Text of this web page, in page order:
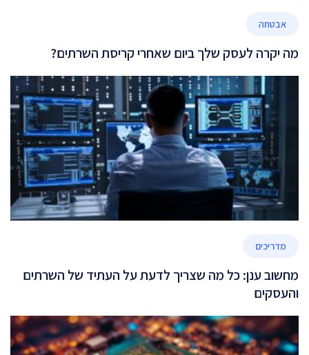
אבטחה
מה יקרה לעסק שלך ביום שאחרי קריסת השרתים?
מדריכים
מחשוב ענן: כל מה שצריך לדעת על העתיד של השרתים
והעסקים